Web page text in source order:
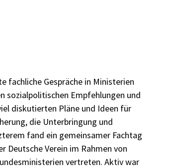
fachliche Gespräche in Ministerien
sozialpolitischen Empfehlungen und
diskutierten Pläne und Ideen für
die Unterbringung und
fand ein gemeinsamer Fachtag
Verein im Rahmen von
vertreten. Aktiv war